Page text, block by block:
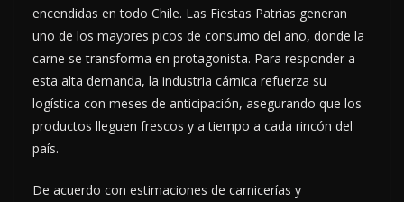
encendidas en todo Chile. Las Fiestas Patrias generan
uno de los mayores picos de consumo del año, donde la
carne se transforma en protagonista. Para responder a
esta alta demanda, la industria cárnica refuerza su
logística con meses de anticipación, asegurando que los
productos lleguen frescos y a tiempo a cada rincón del
país.
De acuerdo con estimaciones de carnicerías y